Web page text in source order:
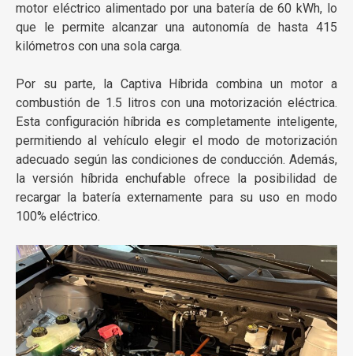
motor eléctrico alimentado por una batería de 60 kWh, lo
que le permite alcanzar una autonomía de hasta 415
kilómetros con una sola carga.
Por su parte, la Captiva Híbrida combina un motor a
combustión de 1.5 litros con una motorización eléctrica.
Esta configuración híbrida es completamente inteligente,
permitiendo al vehículo elegir el modo de motorización
adecuado según las condiciones de conducción. Además,
la versión híbrida enchufable ofrece la posibilidad de
recargar la batería externamente para su uso en modo
100% eléctrico.